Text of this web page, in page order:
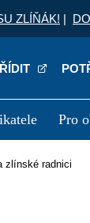
ZLÍŇÁK! |
Pro
Kariéra
zlínské radnici